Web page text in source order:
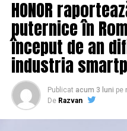
HONOR
puternice în
început de an
industria
Publicat acum 3 luni pe
De Razvan